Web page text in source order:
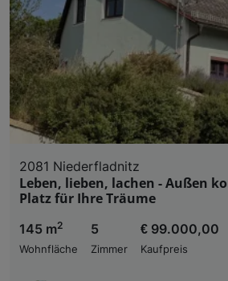
2081 Niederfladnitz
Leben, lieben, lachen - Außen
Platz für Ihre Träume
145 m2
Wohnfläche
5
Zimmer
€ 99.000,00
Kaufpreis